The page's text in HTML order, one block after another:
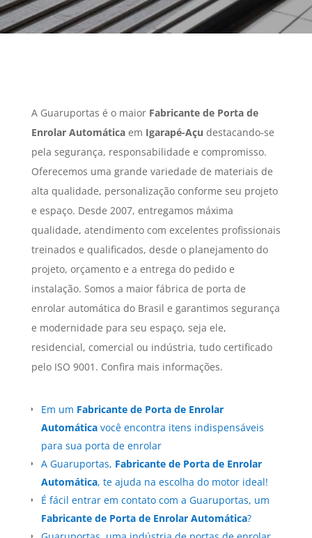
A Guaruportas é o maior Fabricante de Porta de
Enrolar Automáticaem Igarapé-Açu destacando-se
pela segurança, responsabilidade e compromisso.
Oferecemos uma grande variedade de materiais de
alta qualidade, personalização conforme seu projeto
e espaço. Desde 2007, entregamos máxima
qualidade, atendimento com excelentes profissionais
treinados e qualificados, desde o planejamento do
projeto, orçamento e a entrega do pedido e
instalação. Somos a maior fábrica de porta de
enrolar automática do Brasil e garantimos segurança
e modernidade para seu espaço, seja ele,
residencial, comercial ou indústria, tudo certificado
pelo ISO 9001. Confira mais informações.
Em um Fabricante de Porta de Enrolar
Automáticavocê encontra itens indispensáveis
para sua porta de enrolar
A Guaruportas, Fabricante de Porta de Enrolar
Automática, te ajuda na escolha do motor ideal!
É fácil entrar em contato com a Guaruportas, um
Fabricante de Porta de Enrolar Automática?